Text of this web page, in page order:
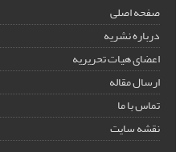
صفحه اصلی
درباره نشریه
اعضای هیات تحریریه
ارسال مقاله
تماس با ما
نقشه سایت